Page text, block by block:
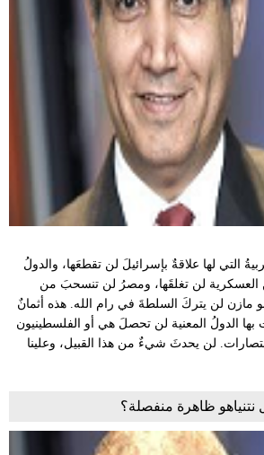
تعليم
مرأة
أزياء
إسلامية
التي لها علاقةٌ بإسرائيلَ لن تقطعَها، والدولُ
العسكرية لن تغلقَها، ومصرُ لن تنسحبَ من
مازن لن يتركَ السلطةَ في رام الله. هذه أثمانٌ
الدولُ المعنية لن تحصلَ هي أو الفلسطينيون
لن يحدثَ شيءٌ من هذا القبيل، وعلينا
نتنياهو ظاهرة منفصلة؟